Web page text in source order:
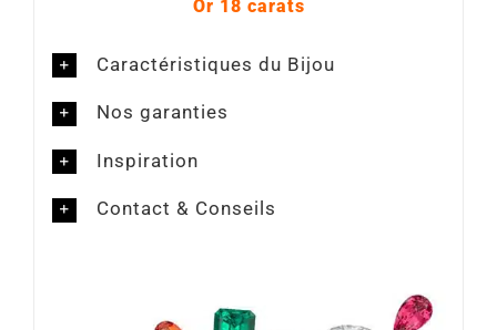
Or 18 carats
Caractéristiques du Bijou
Nos garanties
Inspiration
Contact & Conseils